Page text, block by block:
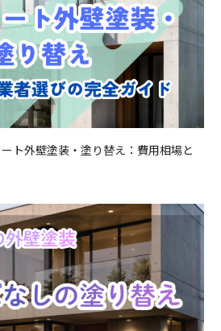
ト外壁塗装・塗り替え：費用相場と